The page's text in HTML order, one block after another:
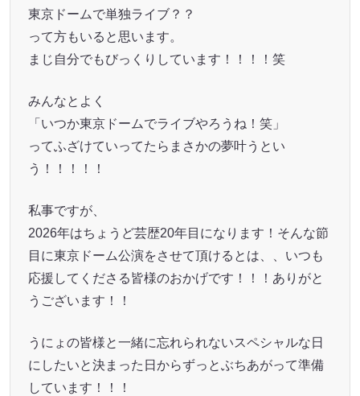
東京ドームで単独ライブ？？
って方もいると思います。
まじ自分でもびっくりしています！！！！笑
みんなとよく
「いつか東京ドームでライブやろうね！笑」
ってふざけていってたらまさかの夢叶うとい
う！！！！！
私事ですが、
2026年はちょうど芸歴20年目になります！そんな節
目に東京ドーム公演をさせて頂けるとは、、いつも
応援してくださる皆様のおかげです！！！ありがと
うございます！！
うにょの皆様と一緒に忘れられないスペシャルな日
にしたいと決まった日からずっとぶちあがって準備
しています！！！